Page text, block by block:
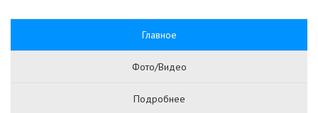
Главное
Фото/Видео
Подробнее